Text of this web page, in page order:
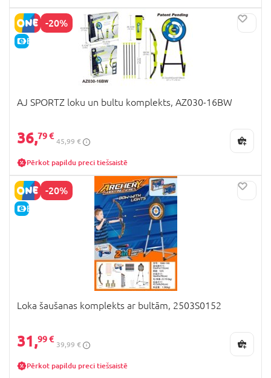
-20%
E-CENA
AJ SPORTZ loku un bultu komplekts, AZ030-16BW
36,79 €
45,99 €
Pērkot papildu preci tiešsaistē
-20%
E-CENA
Loka šaušanas komplekts ar bultām, 2503S0152
31,99 €
39,99 €
Pērkot papildu preci tiešsaistē